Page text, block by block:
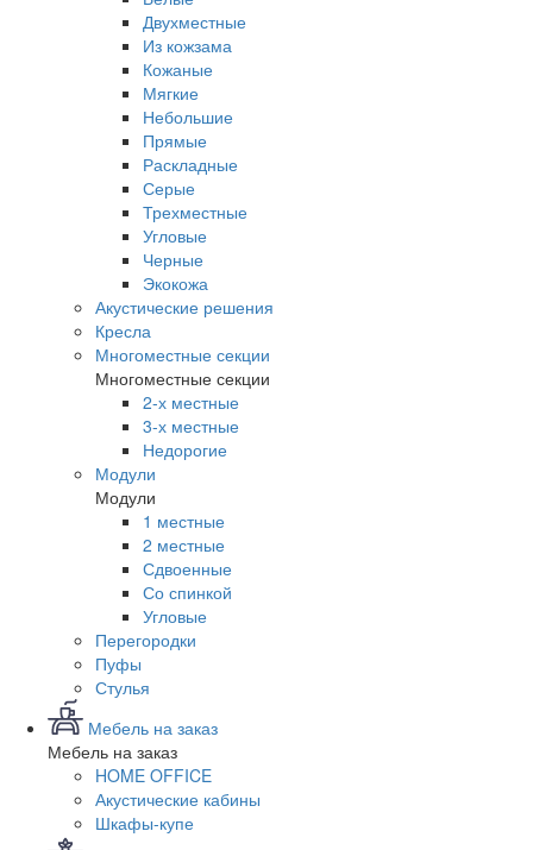
Двухместные
Из кожзама
Кожаные
Мягкие
Небольшие
Прямые
Раскладные
Серые
Трехместные
Угловые
Черные
Экокожа
Акустические решения
Кресла
Многоместные секции
Многоместные секции
2-х местные
3-х местные
Недорогие
Модули
Модули
1 местные
2 местные
Сдвоенные
Со спинкой
Угловые
Перегородки
Пуфы
Стулья
Мебель на заказ
Мебель на заказ
HOME OFFICE
Акустические кабины
Шкафы-купе